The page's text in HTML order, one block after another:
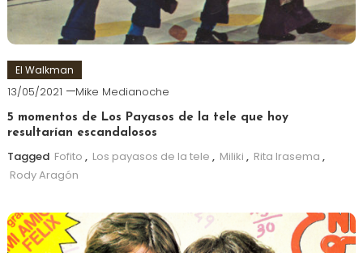
El Walkman
13/05/2021 Mike Medianoche
5 momentos de Los Payasos de la tele que hoy
resultarían escandalosos
Tagged Fofito , Los payasos de la tele , Miliki , Rita Irasema ,
Rody Aragón